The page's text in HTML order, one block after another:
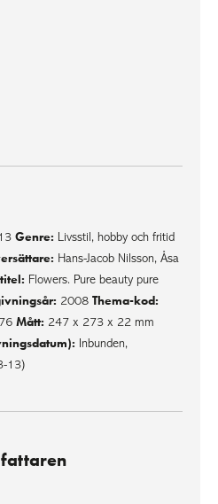
Genre: Livsstil, hobby och fritid
Hans-Jacob Nilsson, Åsa
Flowers. Pure beauty pure
2008 Thema-kod:
Mått: 247 x 273 x 22 mm
Inbunden,
13)